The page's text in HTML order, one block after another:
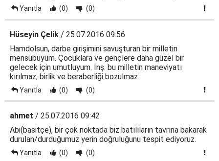
Yanıtla (0) (0)
Hüseyin Çelik / 25.07.2016 09:56
Hamdolsun, darbe girişimini savuşturan bir milletin
mensubuyum. Çocuklara ve gençlere daha güzel bir
gelecek için umutluyum. İnş. bu milletin maneviyatı
kırılmaz, birlik ve beraberliği bozulmaz.
Yanıtla (0) (0)
ahmet / 25.07.2016 09:42
Abi(basitçe), bir çok noktada biz batılıların tavrına bakarak
durulan/durduğumuz yerin doğruluğunu tespit ediyoruz.
Yanıtla (0) (0)